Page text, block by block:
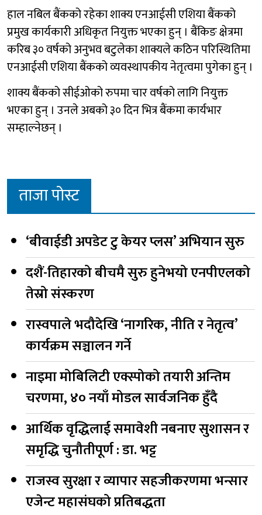
हाल नबिल बैंकको रहेका शाक्य एनआईसी एशिया बैंकको
प्रमुख कार्यकारी अधिकृत नियुक्त भएका हुन् । बैंकिङ क्षेत्रमा
करिब ३० वर्षको अनुभव बटुलेका शाक्यले कठिन परिस्थितिमा
एनआईसी एशिया बैंकको व्यवस्थापकीय नेतृत्वमा पुगेका हुन् ।
शाक्य बैंकको सीईओको रुपमा चार वर्षको लागि नियुक्त
भएका हुन् । उनले अबको ३० दिन भित्र बैंकमा कार्यभार
सम्हाल्नेछन् ।
ताजा पोस्ट
‘बीवाईडी अपडेट टु केयर प्लस’ अभियान सुरु
दशैं-तिहारको बीचमै सुरु हुनेभयो एनपीएलको
तेस्रो संस्करण
रास्वपाले भदौदेखि ‘नागरिक, नीति र नेतृत्व’
कार्यक्रम सञ्चालन गर्ने
नाइमा मोबिलिटी एक्स्पोको तयारी अन्तिम
चरणमा, ४० नयाँ मोडल सार्वजनिक हुँदै
आर्थिक वृद्धिलाई समावेशी नबनाए सुशासन र
समृद्धि चुनौतीपूर्ण : डा. भट्ट
राजस्व सुरक्षा र व्यापार सहजीकरणमा भन्सार
एजेन्ट महासंघको प्रतिबद्धता